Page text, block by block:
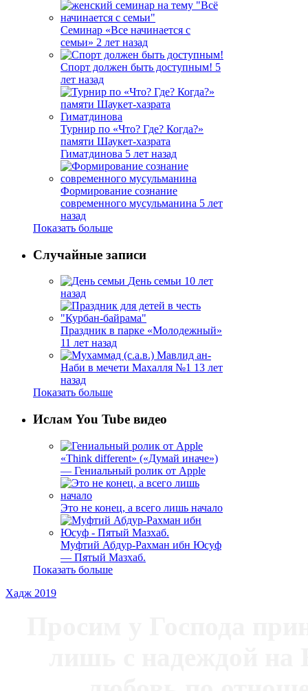
Семинар «Все начинается с
семьи» 2 лет назад
Спорт должен быть доступным! 5
лет назад
Турнир по «Что? Где? Когда?»
памяти Шаукет-хазрата
Гиматдинова 5 лет назад
Формирование сознание
современного мусульманина 5 лет
назад
Показать больше
Случайные записи
День семьи 10 лет
назад
Праздник в парке «Молодежный»
11 лет назад
Мавлид ан-
Наби в мечети Махалля №1 13 лет
назад
Показать больше
Ислам You Tube видео
«Think different» («Думай иначе»)
— Гениальный ролик от Apple
Это не конец, а всего лишь начало
Муфтий Абдур-Рахман ибн Юсуф
— Пятый Мазхаб.
Показать больше
Хадж 2019